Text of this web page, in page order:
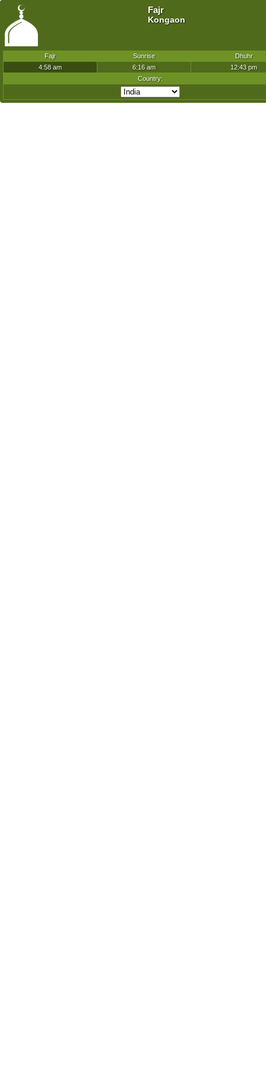
Fajr
Kongaon
Fajr Sunrise
Dhuhr
4:58 am
6:16 am
12:43 pm
Country: